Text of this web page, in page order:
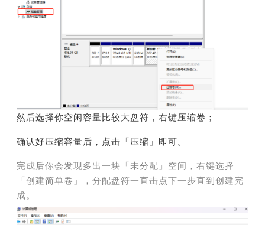
然后选择你空闲容量比较大盘符，右键压缩卷；
确认好压缩容量后，点击「压缩」即可。
完成后你会发现多出一块「未分配」空间，右键选择
「创建简单卷」，分配盘符一直击点下一步直到创建完
成。